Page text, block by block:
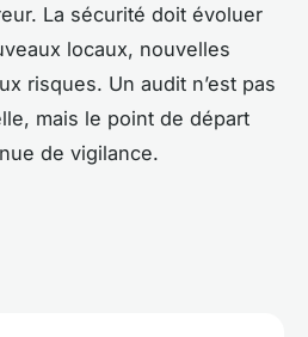
La sécurité doit évoluer
locaux, nouvelles
risques. Un audit n’est pas
mais le point de départ
de vigilance.